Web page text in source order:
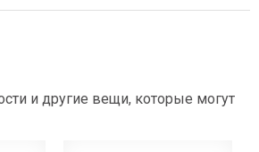
и другие вещи, которые могут